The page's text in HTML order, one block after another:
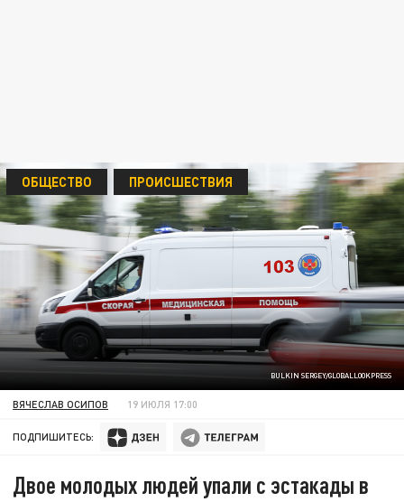
BULKIN SERGEY/GLOBALLOOKPRESS
ОБЩЕСТВО ПРОИСШЕСТВИЯ
ВЯЧЕСЛАВ ОСИПОВ 19 ИЮЛЯ 17:00
ПОДПИШИТЕСЬ:
Двое молодых людей упали с эстакады в